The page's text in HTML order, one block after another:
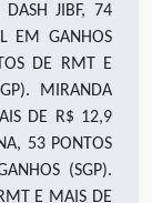
JIBF, 74
EM GANHOS
DE RMT E
MIRANDA
DE R$ 12,9
53 PONTOS
(SGP).
E MAIS DE